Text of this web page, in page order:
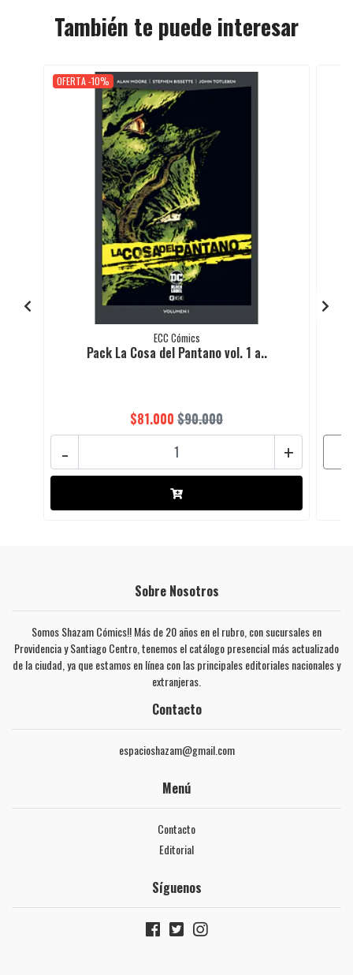
También te puede interesar
OFERTA -10%
ECC Cómics
Pack La Cosa del Pantano vol. 1 a..
$81.000 $90.000
+
-
Sobre Nosotros
Somos Shazam Cómics!! Más de 20 años en el rubro, con sucursales en
Providencia y Santiago Centro, tenemos el catálogo presencial más actualizado
de la ciudad, ya que estamos en línea con las principales editoriales nacionales y
extranjeras.
Contacto
espacioshazam@gmail.com
Menú
Contacto
Editorial
Síguenos